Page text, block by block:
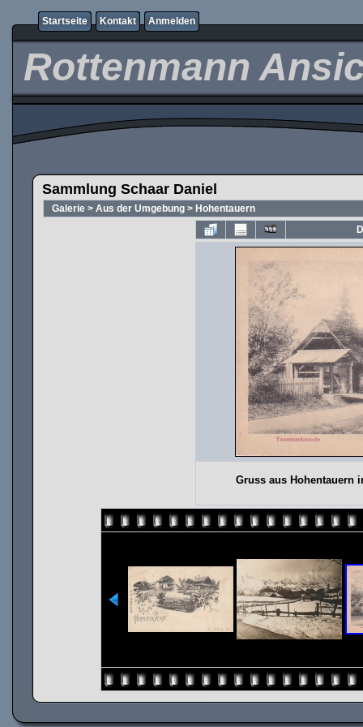
Startseite Kontakt Anmelden
Rottenmann
Sammlung Schaar Daniel
Galerie > Aus der Umgebung > Hohentauern
Gruss aus Hohentauern